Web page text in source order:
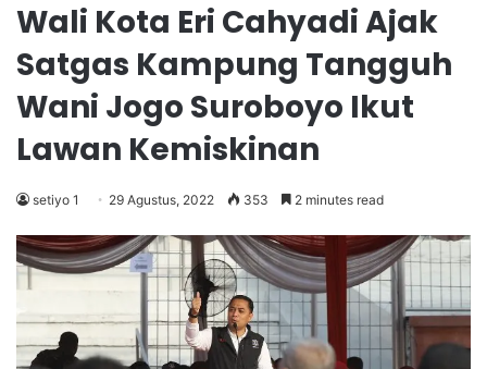
Wali Kota Eri Cahyadi Ajak
Satgas Kampung Tangguh
Wani Jogo Suroboyo Ikut
Lawan Kemiskinan
setiyo 1 29 Agustus, 2022 353 2 minutes read